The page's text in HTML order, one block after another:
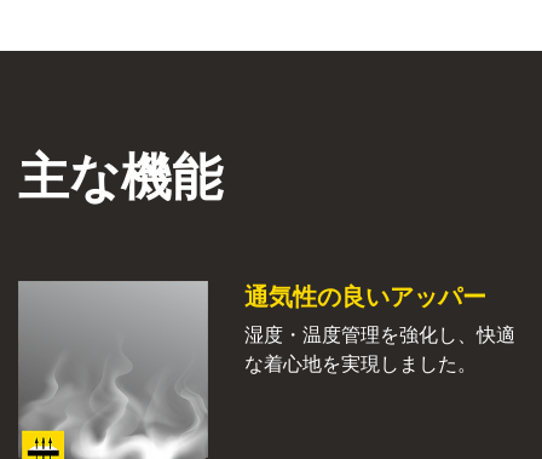
主な機能
通気性の良いアッパー
湿度・温度管理を強化し、快適
な着心地を実現しました。